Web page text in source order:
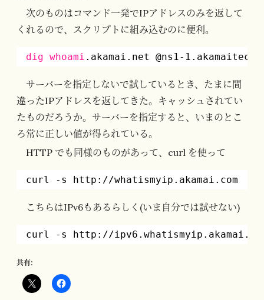
次のものはコマンド一発でIPアドレスのみを返して
くれるので、スクリプトに組み込むのに便利。
dig whoami .akamai.net @ns1-
サーバーを指定しないで試しているとき、たまに間
違ったIPアドレスを返してきた。キャッシュされてい
たものだろうか。サーバーを指定すると、いまのとこ
ろ常に正しい値が得られている。
HTTP でも同様のものがあって、curl を使って
curl -s http: //whatismyip .akamai.com
こちらはIPv6もあるらしく(いま自分では試せない)
curl -s http: //ipv6
共有: